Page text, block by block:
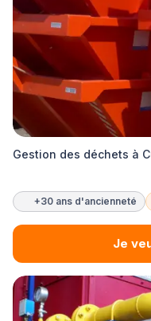
Gestion des déchets à
+30 ans d'ancienneté
Je